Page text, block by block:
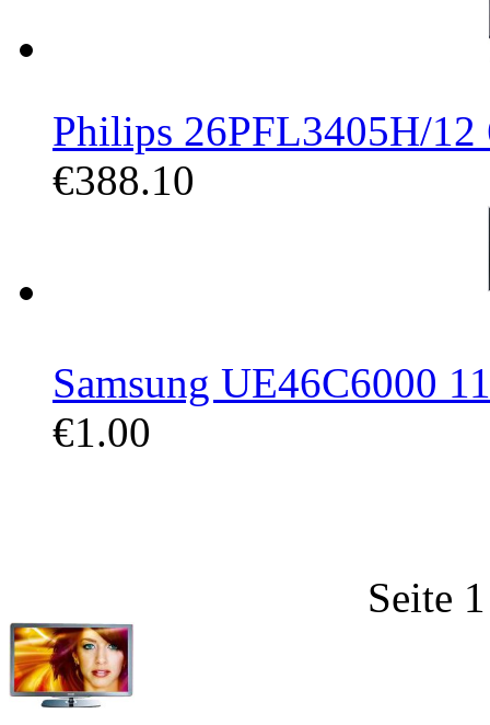
Philips 26PFL3405H/
€388.10
Samsung UE46C6000
€1.00
Seite